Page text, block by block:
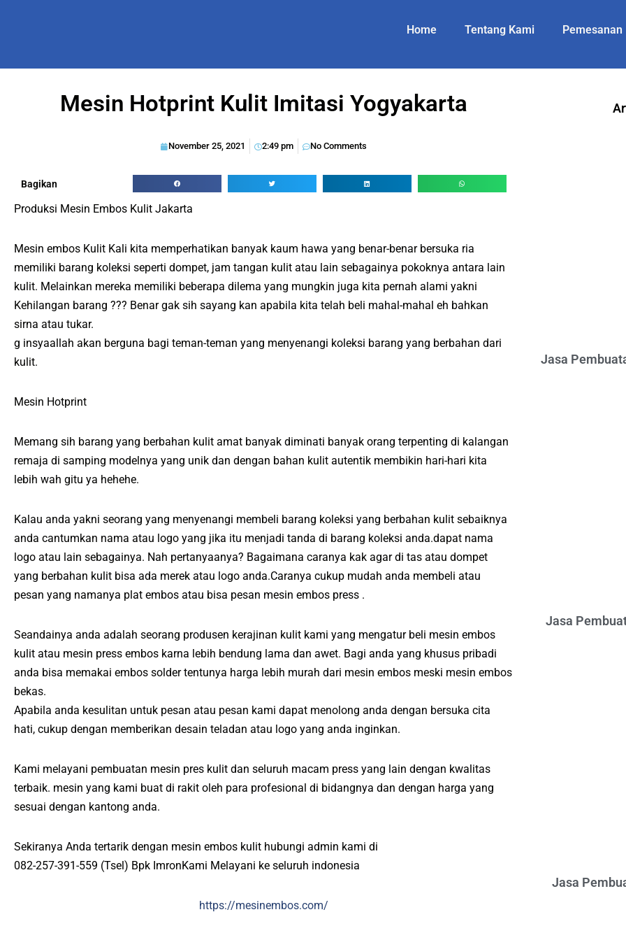
Home Tentang Kami Pemesanan
Mesin Hotprint Kulit Imitasi Yogyakarta
November 25, 2021 2:49 pm No Comments
Bagikan
Produksi Mesin Embos Kulit Jakarta
Mesin embos Kulit Kali kita memperhatikan banyak kaum hawa yang benar-benar bersuka ria
memiliki barang koleksi seperti dompet, jam tangan kulit atau lain sebagainya pokoknya antara lain
kulit. Melainkan mereka memiliki beberapa dilema yang mungkin juga kita pernah alami yakni
Kehilangan barang ??? Benar gak sih sayang kan apabila kita telah beli mahal-mahal eh bahkan
sirna atau tukar.
g insyaallah akan berguna bagi teman-teman yang menyenangi koleksi barang yang berbahan dari
kulit.
Mesin Hotprint
Memang sih barang yang berbahan kulit amat banyak diminati banyak orang terpenting di kalangan
remaja di samping modelnya yang unik dan dengan bahan kulit autentik membikin hari-hari kita
lebih wah gitu ya hehehe.
Kalau anda yakni seorang yang menyenangi membeli barang koleksi yang berbahan kulit sebaiknya
anda cantumkan nama atau logo yang jika itu menjadi tanda di barang koleksi anda.dapat nama
logo atau lain sebagainya. Nah pertanyaanya? Bagaimana caranya kak agar di tas atau dompet
yang berbahan kulit bisa ada merek atau logo anda.Caranya cukup mudah anda membeli atau
pesan yang namanya plat embos atau bisa pesan mesin embos press .
Seandainya anda adalah seorang produsen kerajinan kulit kami yang mengatur beli mesin embos
kulit atau mesin press embos karna lebih bendung lama dan awet. Bagi anda yang khusus pribadi
anda bisa memakai embos solder tentunya harga lebih murah dari mesin embos meski mesin embos
bekas.
Apabila anda kesulitan untuk pesan atau pesan kami dapat menolong anda dengan bersuka cita
hati, cukup dengan memberikan desain teladan atau logo yang anda inginkan.
Kami melayani pembuatan mesin pres kulit dan seluruh macam press yang lain dengan kwalitas
terbaik. mesin yang kami buat di rakit oleh para profesional di bidangnya dan dengan harga yang
sesuai dengan kantong anda.
Sekiranya Anda tertarik dengan mesin embos kulit hubungi admin kami di
082-257-391-559 (Tsel) Bpk ImronKami Melayani ke seluruh indonesia
https://mesinembos.com/
Jasa
Jasa
Jasa